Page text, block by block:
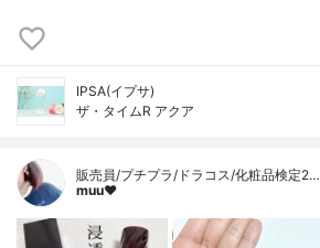
IPSA(イプサ)
ザ・タイムR アクア
販売員/プチプラ/ドラコス/化粧品検定2…
muu❤︎